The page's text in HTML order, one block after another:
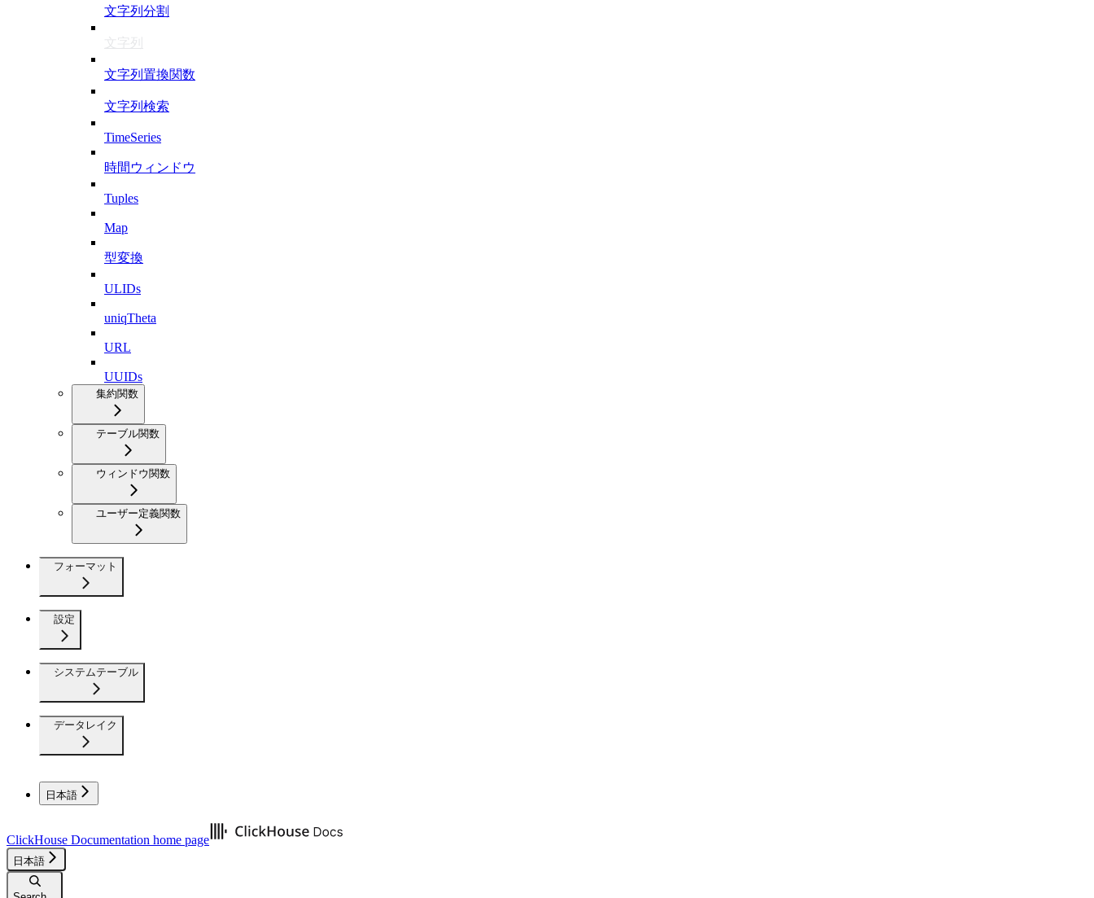
文字列分割
文字列
文字列置換関数
文字列検索
TimeSeries
時間ウィンドウ
Tuples
Map
型変換
ULIDs
uniqTheta
URL
UUIDs
集約関数
テーブル関数
ウィンドウ関数
ユーザー定義関数
フォーマット
設定
システムテーブル
データレイク
日本語
ClickHouse Documentation home page
日本語